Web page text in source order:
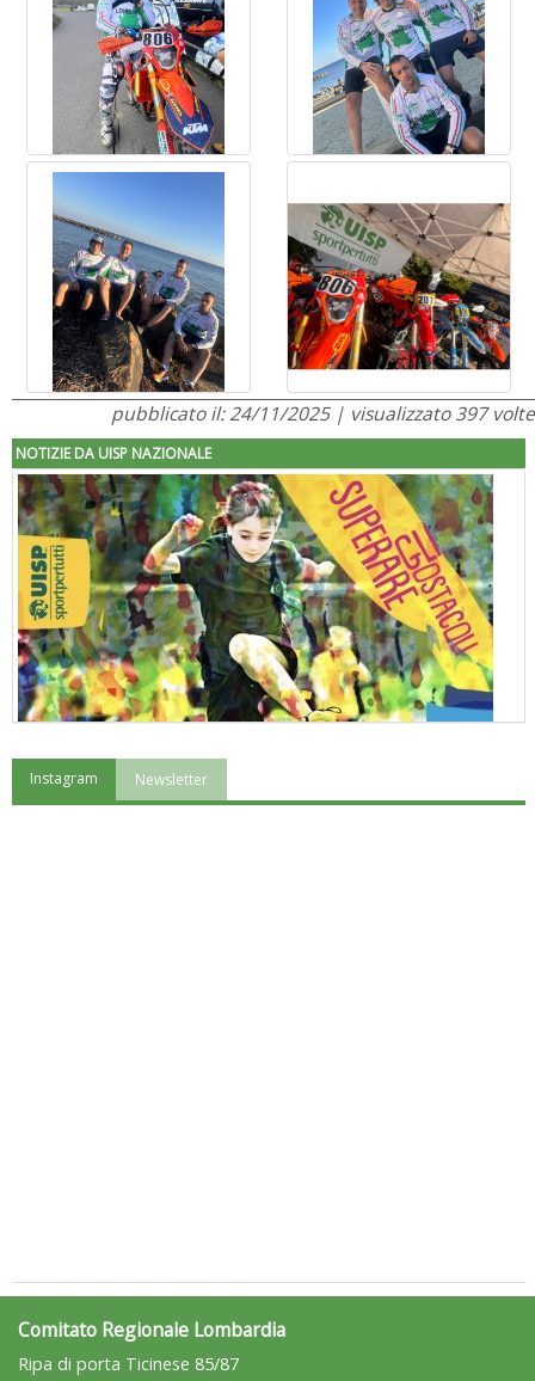
pubblicato il: 24/11/2025 | visualizzato 397 volte
NOTIZIE DA UISP NAZIONALE
"Superare gli ostacoli": la relazione di Tiziano Pesce al CN Uisp
Instagram Newsletter
Comitato Regionale Lombardia
Ripa di porta Ticinese 85/87